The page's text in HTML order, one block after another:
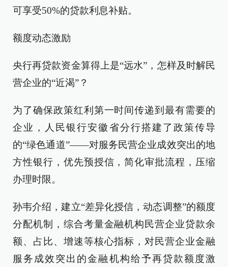
可享受50%的贷款利息补贴。
额度动态激励
央行再贷款资金算得上是“远水”，怎样及时解民
营企业的“近渴”？
为了确保政策红利第一时间传递到最有需要的
企业，人民银行安徽省分行搭建了政策传导
的“绿色通道”——对服务民营企业成效突出的地
方性银行，优先预授信，简化审批流程，压缩
办理时限。
孙韦介绍，建立“差异化授信，动态调整”的额度
分配机制，综合考量金融机构民营企业贷款余
额、占比、增速等核心指标，对民营企业金融
服务成效突出的金融机构给予再贷款额度激